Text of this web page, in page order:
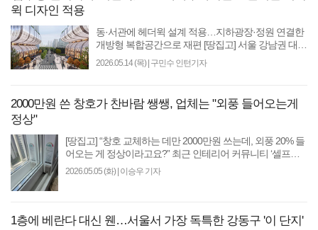
윅 디자인 적용
동·서관에 헤더윅 설계 적용…지하광장·정원 연결한
개방형 복합공간으로 재편 [땅집고] 서울 강남권 대표
상권인 압구정 갤러리아가 세계적 건축가 토마스 헤
2026.05.14 (목)| 구민수 인턴기자
2000만원 쓴 창호가 찬바람 쌩쌩, 업체는 "외풍 들어오는게
정상"
[땅집고] “창호 교체하는 데만 2000만원 쓰는데, 외풍 20% 들
어오는 게 정상이라고요?” 최근 인테리어 커뮤니티 ‘셀프인
테리어 MyHome’ 카페에는 창호 시공 후 거실에..
2026.05.05 (화)| 이승우 기자
1층에 베란다 대신 웬…서울서 가장 독특한 강동구 '이 단지'